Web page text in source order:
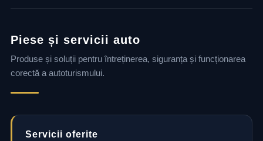
Piese și servicii auto
Produse și soluții pentru întreținerea, siguranța și funcționarea
corectă a autoturismului.
Servicii oferite